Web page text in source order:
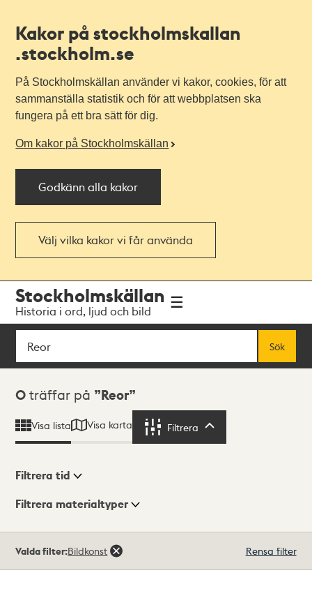
Kakor på stockholmskallan
.stockholm.se
På Stockholmskällan använder vi kakor, cookies, för att
sammanställa statistik och för att webbplatsen ska
fungera på ett bra sätt för dig.
Om kakor på Stockholmskällan
Godkänn alla kakor
Välj vilka kakor vi får använda
navigationen
huvudinnehållet
Stockholmskällan
Historia i ord, ljud och bild
Sök
Sök
Sökresultat
0 träffar på Reor
Visa lista Visa karta Filtrera
Visningsläge
Filtrera tid
Filtrera materialtyper
träffar
Valda filter:Bildkonst Rensa filter